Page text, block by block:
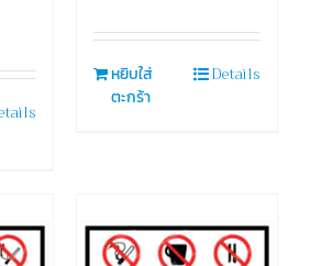
หยิบใส่
ตะกร้า
Details